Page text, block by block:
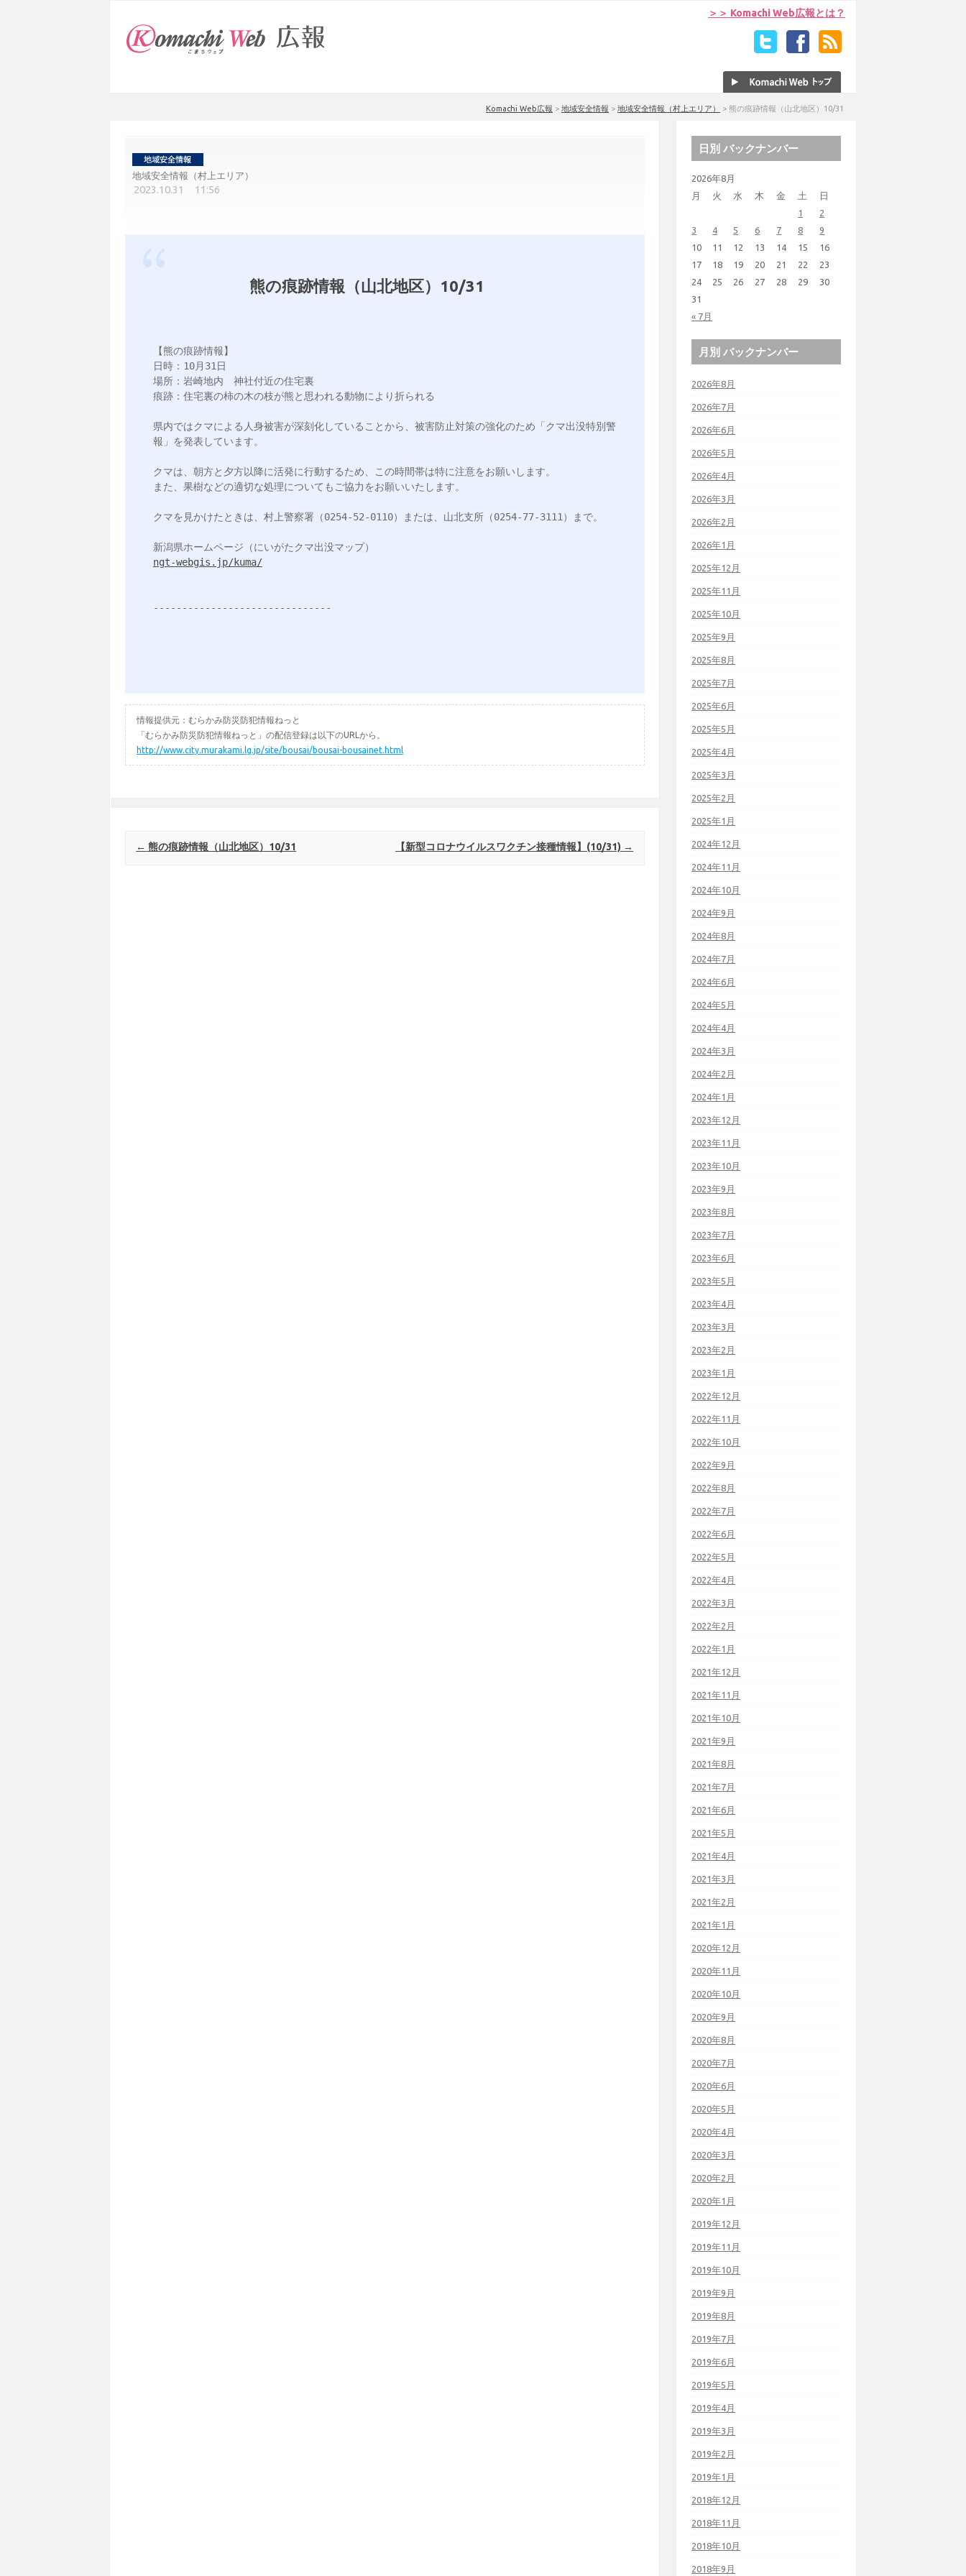
＞＞ Komachi Web広報とは？
Komachi Web広報 > 地域安全情報 > 地域安全情報（村上エリア） > 熊の痕跡情報（山北地区）10/31
地域安全情報（村上エリア）
2023.10.31 11:56
熊の痕跡情報（山北地区）10/31
【熊の痕跡情報】
日時：10月31日
場所：岩崎地内　神社付近の住宅裏
痕跡：住宅裏の柿の木の枝が熊と思われる動物により折られる
県内ではクマによる人身被害が深刻化していることから、被害防止対策の強化のため「クマ出没特別警
報」を発表しています。
クマは、朝方と夕方以降に活発に行動するため、この時間帯は特に注意をお願いします。
また、果樹などの適切な処理についてもご協力をお願いいたします。
クマを見かけたときは、村上警察署（0254-52-0110）または、山北支所（0254-77-3111）まで。
ngt-webgis.jp/kuma/
情報提供元：むらかみ防災防犯情報ねっと
「むらかみ防災防犯情報ねっと」の配信登録は以下のURLから。
http://www.city.murakami.lg.jp/site/bousai/bousai-bousainet.html
Post navigation
← 熊の痕跡情報（山北地区）10/31 【新型コロナウイルスワクチン接種情報】(10/31) →
日別 バックナンバー
2026年8月
月
火 水 木 金 土 日
« 7月
1
2
3
4 5 6 7 8
9
10
11 12 13 14 15
16
17
18 19 20 21 22
23
24
25 26 27 28 29
30
31
月別 バックナンバー
2026年8月
2026年7月
2026年6月
2026年5月
2026年4月
2026年3月
2026年2月
2026年1月
2025年12月
2025年11月
2025年10月
2025年9月
2025年8月
2025年7月
2025年6月
2025年5月
2025年4月
2025年3月
2025年2月
2025年1月
2024年12月
2024年11月
2024年10月
2024年9月
2024年8月
2024年7月
2024年6月
2024年5月
2024年4月
2024年3月
2024年2月
2024年1月
2023年12月
2023年11月
2023年10月
2023年9月
2023年8月
2023年7月
2023年6月
2023年5月
2023年4月
2023年3月
2023年2月
2023年1月
2022年12月
2022年11月
2022年10月
2022年9月
2022年8月
2022年7月
2022年6月
2022年5月
2022年4月
2022年3月
2022年2月
2022年1月
2021年12月
2021年11月
2021年10月
2021年9月
2021年8月
2021年7月
2021年6月
2021年5月
2021年4月
2021年3月
2021年2月
2021年1月
2020年12月
2020年11月
2020年10月
2020年9月
2020年8月
2020年7月
2020年6月
2020年5月
2020年4月
2020年3月
2020年2月
2020年1月
2019年12月
2019年11月
2019年10月
2019年9月
2019年8月
2019年7月
2019年6月
2019年5月
2019年4月
2019年3月
2019年2月
2019年1月
2018年12月
2018年11月
2018年10月
2018年9月